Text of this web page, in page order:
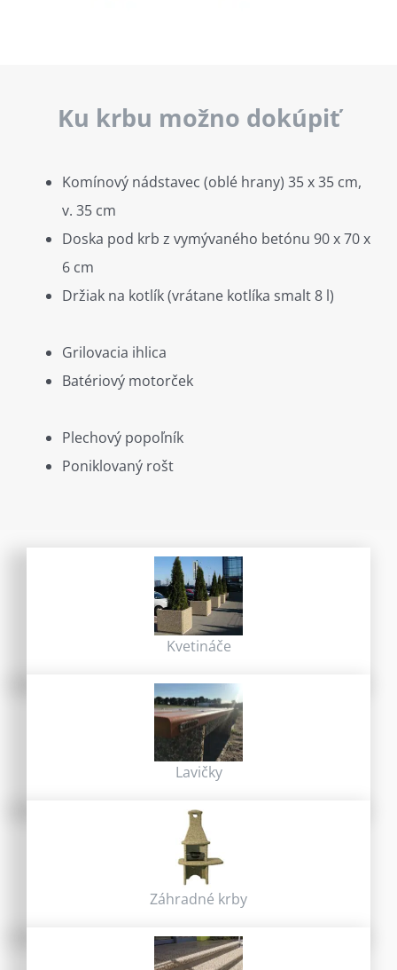
Ku krbu možno dokúpiť
Komínový nádstavec (oblé hrany) 35 x 35 cm,
v. 35 cm
Doska pod krb z vymývaného betónu 90 x 70 x
6 cm
Držiak na kotlík (vrátane kotlíka smalt 8 l)
Grilovacia ihlica
Batériový motorček
Plechový popoľník
Poniklovaný rošt
Kvetináče
Lavičky
Záhradné krby